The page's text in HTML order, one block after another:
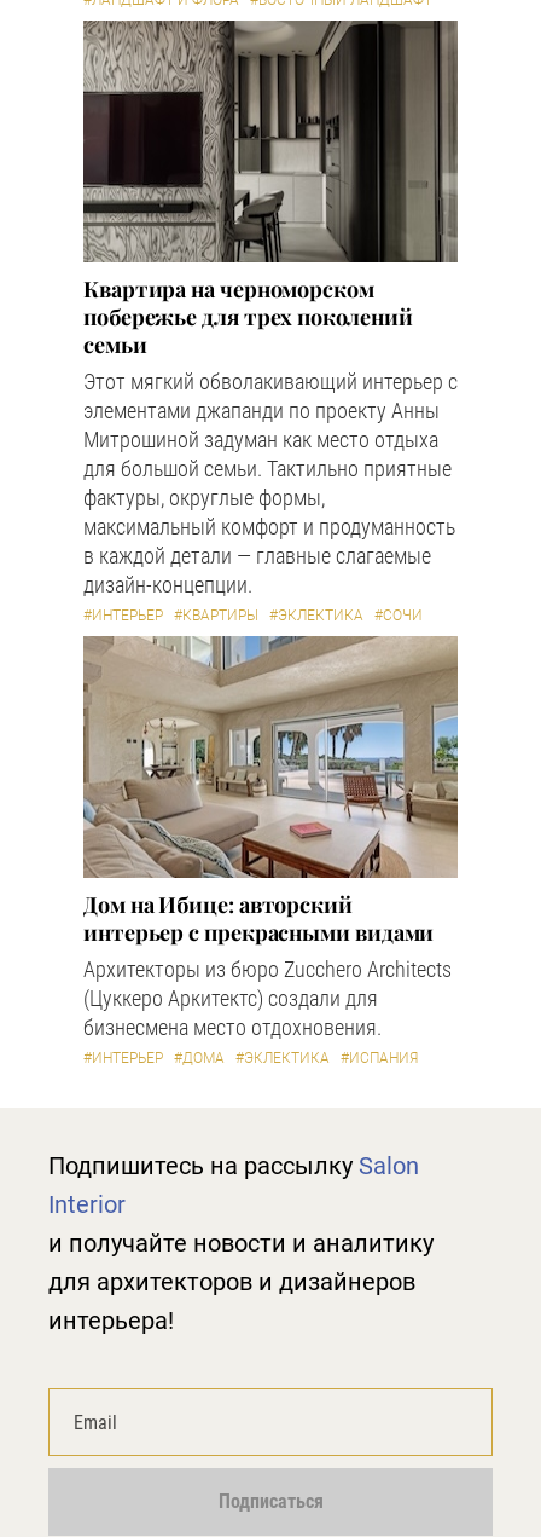
Квартира на черноморском
побережье для трех поколений
семьи
Этот мягкий обволакивающий интерьер с
элементами джапанди по проекту Анны
Митрошиной задуман как место отдыха
для большой семьи. Тактильно приятные
фактуры, округлые формы,
максимальный комфорт и продуманность
в каждой детали — главные слагаемые
дизайн-концепции.
#ИНТЕРЬЕР #КВАРТИРЫ #ЭКЛЕКТИКА #СОЧИ
Дом на Ибице: авторский
интерьер с прекрасными видами
Архитекторы из бюро Zucchero Architects
(Цуккеро Аркитектс) создали для
бизнесмена место отдохновения.
#ИНТЕРЬЕР #ДОМА #ЭКЛЕКТИКА #ИСПАНИЯ
Подпишитесь на рассылку Salon
Interior
и получайте новости и аналитику
для архитекторов и дизайнеров
интерьера!
Подписаться